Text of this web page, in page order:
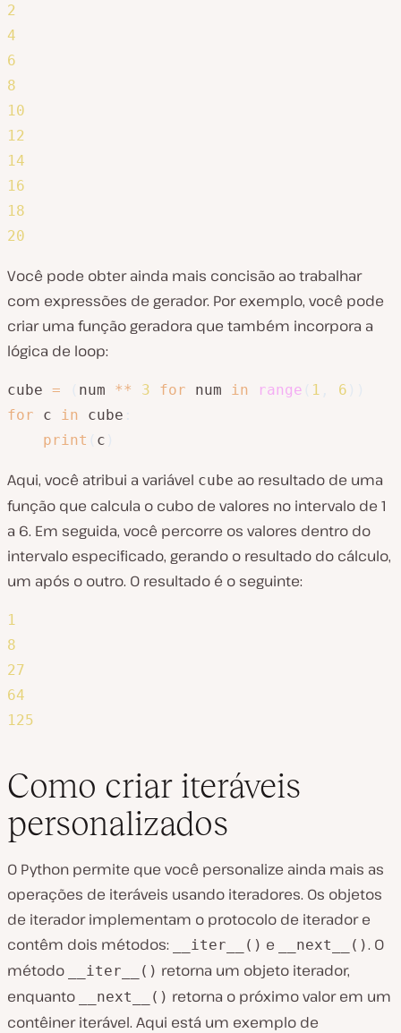
2
4
6
8
10
12
14
16
18
20
Você pode obter ainda mais concisão ao trabalhar
com expressões de gerador. Por exemplo, você pode
criar uma função geradora que também incorpora a
lógica de loop:
cube = num ** 3 for num in range 1 6
for c in cube
print
c
Aqui, você atribui a variável cube ao resultado de uma
função que calcula o cubo de valores no intervalo de 1
a 6. Em seguida, você percorre os valores dentro do
intervalo especificado, gerando o resultado do cálculo,
um após o outro. O resultado é o seguinte:
1
8
27
64
125
Como criar iteráveis
personalizados
O Python permite que você personalize ainda mais as
operações de iteráveis usando iteradores. Os objetos
de iterador implementam o protocolo de iterador e
contêm dois métodos:
__iter__() e __next__(). O
método
__iter__() retorna um objeto iterador,
enquanto
__next__() retorna o próximo valor em um
contêiner iterável. Aqui está um exemplo de